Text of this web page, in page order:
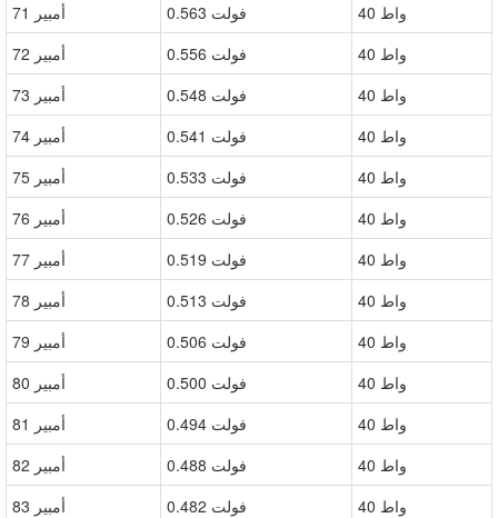
71 أمبير
0.563 فولت
40 واط
72 أمبير
0.556 فولت
40 واط
73 أمبير
0.548 فولت
40 واط
74 أمبير
0.541 فولت
40 واط
75 أمبير
0.533 فولت
40 واط
76 أمبير
0.526 فولت
40 واط
77 أمبير
0.519 فولت
40 واط
78 أمبير
0.513 فولت
40 واط
79 أمبير
0.506 فولت
40 واط
80 أمبير
0.500 فولت
40 واط
81 أمبير
0.494 فولت
40 واط
82 أمبير
0.488 فولت
40 واط
83 أمبير
0.482 فولت 40 واط